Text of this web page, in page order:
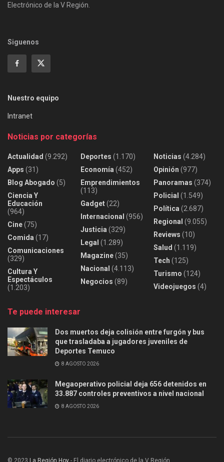
Electrónico de la V Región.
Siguenos
Nuestro equipo
Intranet
Noticias por categorías
Actualidad (9.292)
Apps (31)
Blog Abogado (5)
Ciencia Y
Educación
(964)
Cine(75)
Comida (17)
Comunicaciones
(329)
Cultura Y
Espectáculos
(1.203)
Deportes (1.170)
Economía (452)
Emprendimientos
(113)
Gadget(22)
Internacional (956)
Justicia (329)
Legal (1.289)
Magazine(35)
Nacional (4.113)
Negocios (89)
Noticias (4.284)
Opinión (977)
Panoramas (374)
Policial (1.549)
Política (2.687)
Regional (9.055)
Reviews (10)
Salud (1.119)
Tech (125)
Turismo (124)
Videojuegos (4)
Te puede interesar
Dos muertos deja colisión entre furgón y bus
que trasladaba a jugadores juveniles de
Deportes Temuco
8 AGOSTO 2026
Megaoperativo policial deja 656 detenidos en
33.887 controles preventivos a nivel nacional
8 AGOSTO 2026
© 2023 La Región Hoy - El diario electrónico de la V Región.